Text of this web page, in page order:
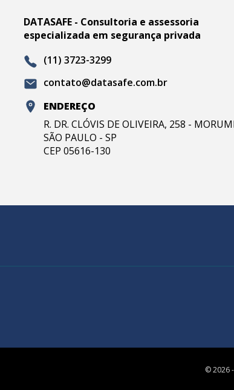
DATASAFE - Consultoria e assessoria
especializada em segurança privada
(11) 3723-3299
contato@datasafe.com.br
ENDEREÇO
R. DR. CLÓVIS DE OLIVEIRA, 258 -
SÃO PAULO - SP
CEP 05616-130
© 2026